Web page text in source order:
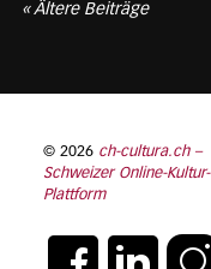
« Ältere Beiträge
© 2026 ch-cultura.ch –
Schweizer Online-Kultur-
Plattform